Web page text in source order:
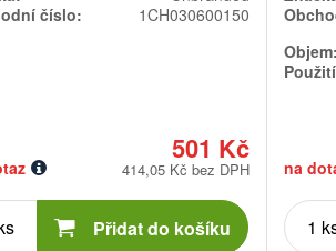
číslo:
1CH030600150
501 Kč
414,05 Kč bez DPH
Počet
kusů Přidat do košíku
Objem:
na